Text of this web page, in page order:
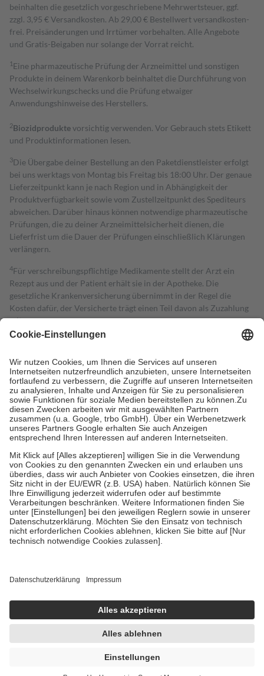
beinhalten die gesetzlich vorgeschriebene Mehrwertsteuer, ggf.
zzgl. 3,95 € Versandkosten. Ab 29,00 € Bestell­wert versand­kosten­
frei. Preisänderungen und Irrtümer vorbehalten. Alle Angebote
und Gratis-Beigaben nur solange der Vorrat reicht.
1 Eine pharmazeutische Prüfung der Arzneimittel und sonstigen
Produkte in deinem Warenkorb beinhaltet die Durchführung von
Wechselwirkungschecks und die Prüfung etwaiger
Anwendungshinweise des Herstellers.
2Biozidproduktevorsichtig verwenden. Vor Gebrauch stets Etikett
und Produktinformationen lesen.
3Die Übergabe deiner Bestellung an den Paketdienstleister erfolgt
bei uns werktags von Montag bis Freitag bis 18:00 Uhr. Der genaue
Lieferzeitpunkt kann je nach Region und in Abhängigkeit der
Produktverfügbarkeit sowie vom Zustellzeitpunkt des Spediteurs
abweichen. Darüber hinaus können notwendige pharmazeutische
Prüfungen, die zu deiner Arzneimittelsicherheit dienen, die
Lieferfrist um die Dauer der Prüfungen einschließlich Klärungen
verlängern.
4Für verschreibungspflichtige Medikamente stellt der Arzt ein
Rezept aus und der Patient erhält sie in der Apotheke. Die
gesetzliche Krankenversicherung übernimmt in der Regel die
Kosten dafür, der Versicherte trägt einen Teil davon als Zuzahlung
mit.
Grundsätzlich leisten Mitglieder Zuzahlungen in Höhe von zehn
höchstens zehn Euro.
Es sind jedoch nie mehr als die tatsächlichen
Kosten der Leistung zu entrichten.
Diese Regeln gelten grundsätzlich auch für Online-Apotheken.
Bei Heilmitteln und häuslicher Krankenpflege beträgt die
Zuzahlung zehn Prozent der Kosten sowie zehn Euro je
Verordnung.
Um das Engagement der Versicherten für ihre eigene Gesundheit zu
stärken und die besondere Stellung der Familie zu unterstützen,
fallenkeine Zuzahlungenan bei:
• Kindern und Jugendlichen bis zum vollendeten 18. Lebensjahr
mit Ausnahme der Fahrkosten
• Untersuchungen zur Vorsorge und Früherkennung, die von der
GKV getragen werden
• empfohlenen Schutzimpfungen
• Harn- und Blutteststreifen
getroffen, um sicherzustellen, dass es sich um echte Bewertungen
https://help.etrusted.com/hc/de/articles/4419944605341
Einige Bilder und Inhalte wurden unter Zuhilfenahme künstlicher